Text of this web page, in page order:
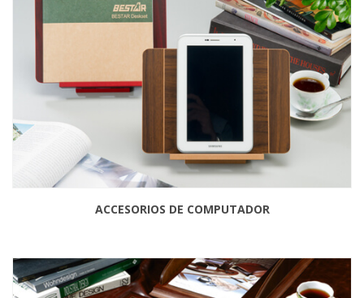
ACCESORIOS DE COMPUTADOR